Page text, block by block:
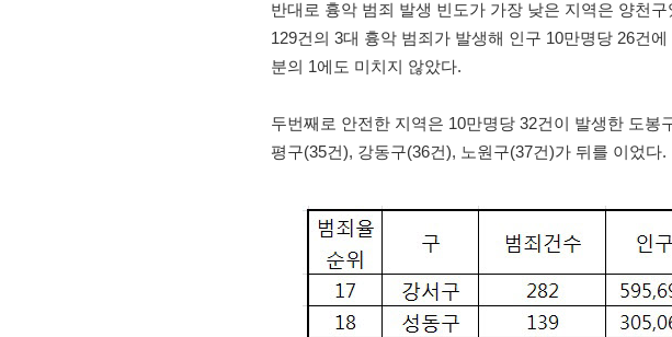
반대로 흉악 범죄 발생 빈도가 가장 낮은 지역은 양천
129건의 3대 흉악 범죄가 발생해 인구 10만명당 26건
분의 1에도 미치지 않았다.
두번째로 안전한 지역은 10만명당 32건이 발생한 도봉
평구(35건), 강동구(36건), 노원구(37건)가 뒤를 이었다.